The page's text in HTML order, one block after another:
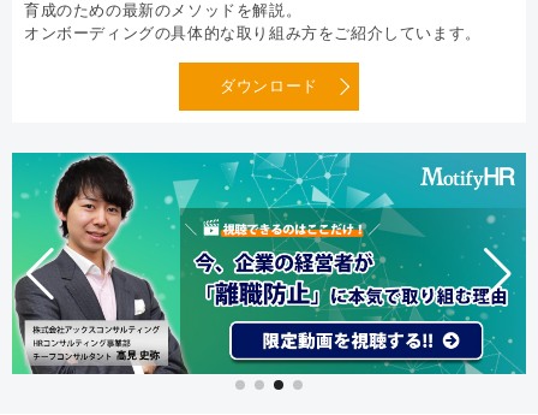
育成のための最新のメソッドを解説。
オンボーディングの具体的な取り組み方をご紹介しています。
ダウンロード